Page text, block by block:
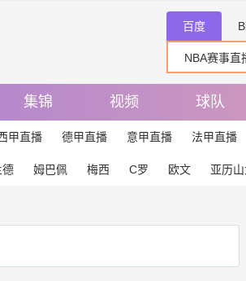
百度
集锦 视频 球队
甲直播 德甲直播 意甲直播 法甲直播
德 姆巴佩 梅西 C罗 欧文 亚历